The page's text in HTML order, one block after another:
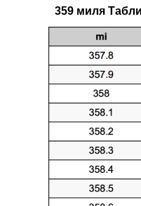
359 миля